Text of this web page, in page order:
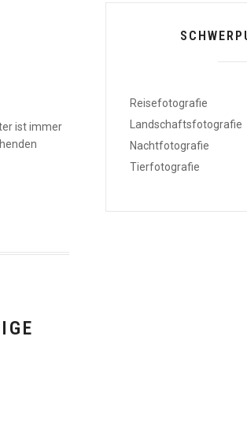
ist immer
Reisefotografie
Landschaftsfotografie
Nachtfotografie
Tierfotografie